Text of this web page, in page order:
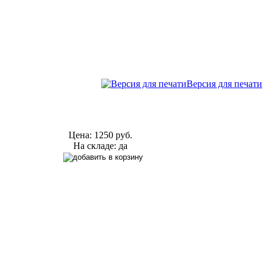
Версия для печати
Цена: 1250 руб.
На складе: да